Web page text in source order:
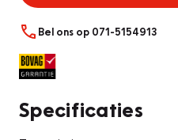
Bel ons op 071-5154913
Specificaties